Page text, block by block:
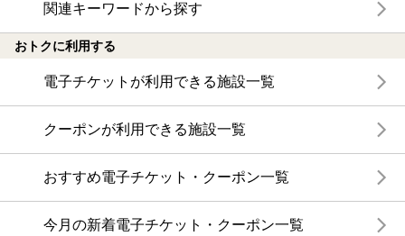
関連キーワードから探す
おトクに利用する
電子チケットが利用できる施設一覧
クーポンが利用できる施設一覧
おすすめ電子チケット・クーポン一覧
今月の新着電子チケット・クーポン一覧